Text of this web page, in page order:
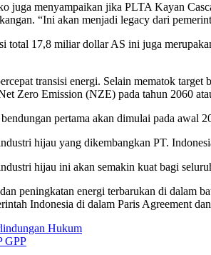
menyampaikan jika PLTA Kayan
“Ini akan menjadi legacy dari
total 17,8 miliar dollar AS ini juga
transisi energi. Selain mematok
Zero Emission (NZE) pada tahun 2060
pertama akan dimulai pada awal
hijau yang dikembangkan PT.
hijau ini akan semakin kuat bagi
peningkatan energi terbarukan di
Indonesia di dalam Paris Agreement
Hukum
GPP